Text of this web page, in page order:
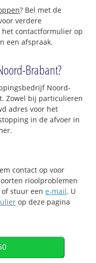
? Bel met de
verdere
contactformulier op
een afspraak.
Brabant?
Noord-
Zowel bij particulieren
adres voor het
in de afvoer in
contact op voor
rioolproblemen
of stuur eene-mail. U
op deze pagina